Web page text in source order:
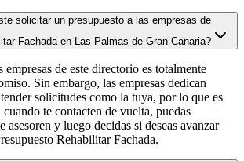
solicitar un presupuesto a las empresas de
Fachada en Las Palmas de Gran Canaria?
de este directorio es totalmente
Sin embargo, las empresas dedican
solicitudes como la tuya, por lo que es
te contacten de vuelta, puedas
asesoren y luego decidas si deseas avanzar
Rehabilitar Fachada.